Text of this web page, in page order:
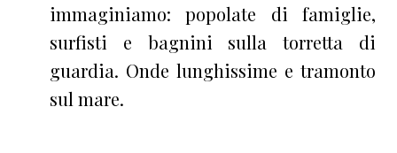
immaginiamo: popolate di famiglie,
surfisti e bagnini sulla torretta di
guardia. Onde lunghissime e tramonto
sul mare.